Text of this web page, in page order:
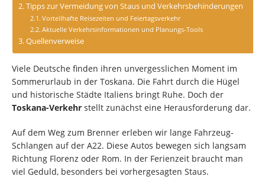
Tipps zur Vermeidung von Staus und Verkehrsbehinderungen
Vorteilhafte Reisezeiten und Feiertagsverkehr
Aktuelle Verkehrsinformationen und Planungs-Tools
Quellenverweise
Viele Deutsche finden ihren unvergesslichen Moment im
Sommerurlaub in der Toskana. Die Fahrt durch die Hügel
und historische Städte Italiens bringt Ruhe. Doch der
Toskana-Verkehr stellt zunächst eine Herausforderung dar.
Auf dem Weg zum Brenner erleben wir lange Fahrzeug-
Schlangen auf der A22. Diese Autos bewegen sich langsam
Richtung Florenz oder Rom. In der Ferienzeit braucht man
viel Geduld, besonders bei vorhergesagten Staus.